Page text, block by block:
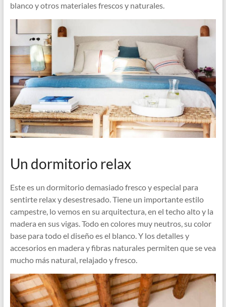
blanco y otros materiales frescos y naturales.
Un dormitorio relax
Este es un dormitorio demasiado fresco y especial para
sentirte relax y desestresado. Tiene un importante estilo
campestre, lo vemos en su arquitectura, en el techo alto y la
madera en sus vigas. Todo en colores muy neutros, su color
base para todo el diseño es el blanco. Y los detalles y
accesorios en madera y fibras naturales permiten que se vea
mucho más natural, relajado y fresco.